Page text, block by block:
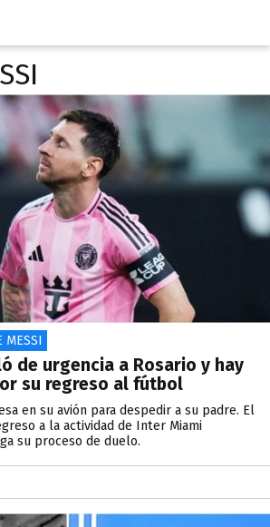
MESSI
de urgencia a Rosario y hay
su regreso al fútbol
en su avión para despedir a su padre. El
a la actividad de Inter Miami
su proceso de duelo.